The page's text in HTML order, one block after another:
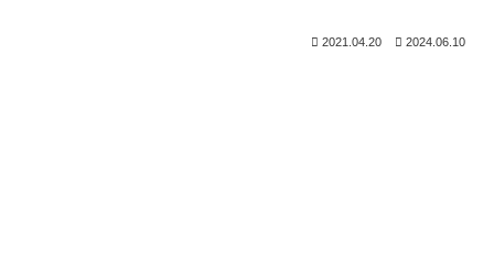
2021.04.20 2024.06.10